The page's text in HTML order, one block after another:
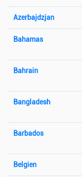
Azerbajdzjan
Bahamas
Bahrain
Bangladesh
Barbados
Belgien